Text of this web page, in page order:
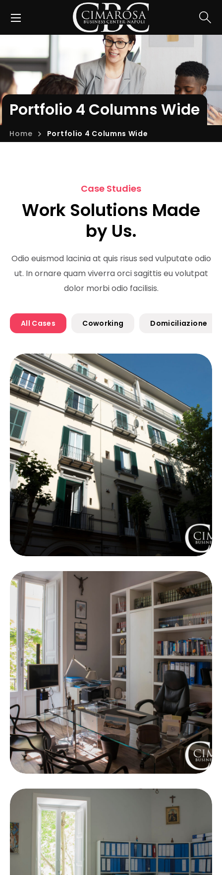
Portfolio 4 Columns Wide
Home Portfolio 4 Columns Wide
Case Studies
Work Solutions Made
by Us.
Odio euismod lacinia at quis risus sed vulputate odio
ut. In ornare quam viverra orci sagittis eu volutpat
dolor morbi odio facilisis.
All Cases Coworking Domiciliazione
Work Life
Dedicated Desk
Work Life
Food Court